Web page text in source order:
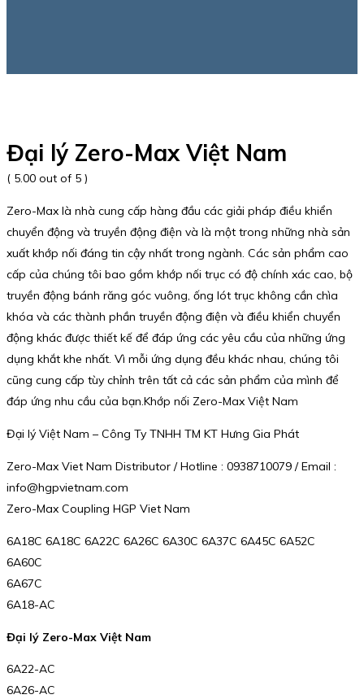
Đại lý Zero-Max Việt Nam
( 5.00 out of 5 )
Zero-Max là nhà cung cấp hàng đầu các giải pháp điều khiển
chuyển động và truyền động điện và là một trong những nhà sản
xuất khớp nối đáng tin cậy nhất trong ngành. Các sản phẩm cao
cấp của chúng tôi bao gồm khớp nối trục có độ chính xác cao, bộ
truyền động bánh răng góc vuông, ống lót trục không cần chìa
khóa và các thành phần truyền động điện và điều khiển chuyển
động khác được thiết kế để đáp ứng các yêu cầu của những ứng
dụng khắt khe nhất. Vì mỗi ứng dụng đều khác nhau, chúng tôi
cũng cung cấp tùy chỉnh trên tất cả các sản phẩm của mình để
đáp ứng nhu cầu của bạn.Khớp nối Zero-Max Việt Nam
Đại lý Việt Nam – Công Ty TNHH TM KT Hưng Gia Phát
Zero-Max Viet Nam Distributor / Hotline : 0938710079 / Email :
info@hgpvietnam.com
Zero-Max Coupling HGP Viet Nam
6A18C 6A18C 6A22C 6A26C 6A30C 6A37C 6A45C 6A52C
6A60C
6A67C
6A18-AC
Đại lý Zero-Max Việt Nam
6A22-AC
6A26-AC